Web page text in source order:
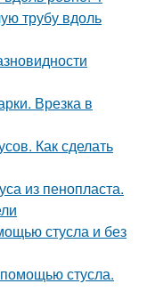
трубу вдоль
Врезка в
Как сделать
из пенопласта.
стусла и без
стусла.